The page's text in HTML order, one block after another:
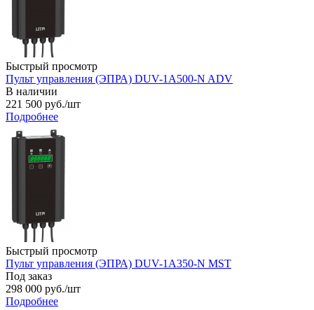
Быстрый просмотр
Пульт управления (ЭПРА) DUV-1A500-N ADV
В наличии
221 500 руб./шт
Подробнее
Быстрый просмотр
Пульт управления (ЭПРА) DUV-1A350-N MST
Под заказ
298 000 руб./шт
Подробнее